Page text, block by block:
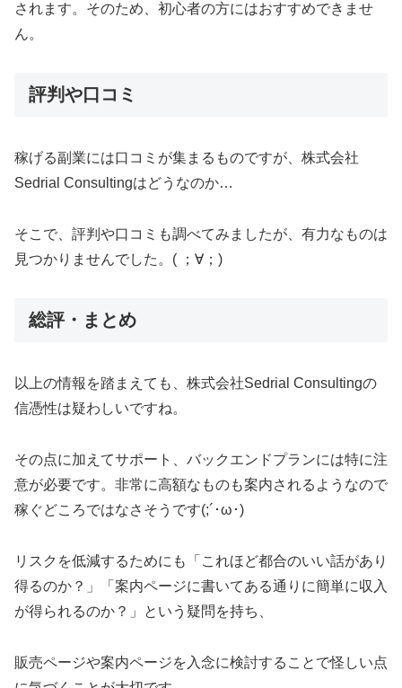
されます。そのため、初心者の方にはおすすめできませ
ん。
評判や口コミ
稼げる副業には口コミが集まるものですが、株式会社
Sedrial Consultingはどうなのか…
そこで、評判や口コミも調べてみましたが、有力なものは
見つかりませんでした。( ；∀；)
総評・まとめ
以上の情報を踏まえても、株式会社Sedrial Consultingの
信憑性は疑わしいですね。
その点に加えてサポート、バックエンドプランには特に注
意が必要です。非常に高額なものも案内されるようなので
稼ぐどころではなさそうです(;´･ω･)
リスクを低減するためにも「これほど都合のいい話があり
得るのか？」「案内ページに書いてある通りに簡単に収入
が得られるのか？」という疑問を持ち、
販売ページや案内ページを入念に検討することで怪しい点